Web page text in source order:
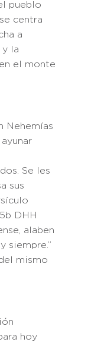
pueblo
centra
a
y la
el monte
Nehemías
Se les
sus
DHH
alaben
siempre.”
mismo
hoy